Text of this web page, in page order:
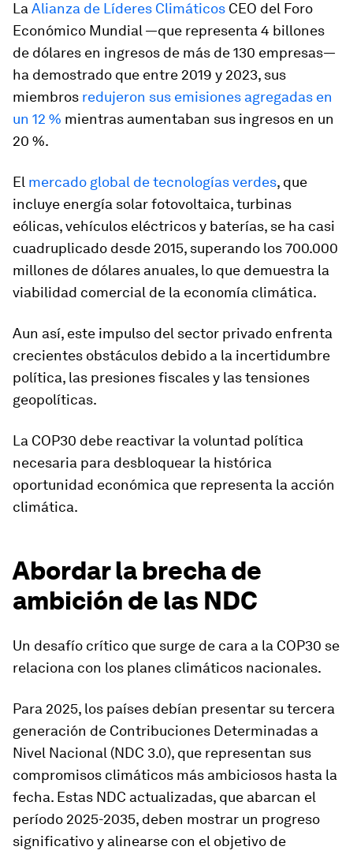
La Alianza de Líderes Climáticos CEO del Foro
Económico Mundial —que representa 4 billones
de dólares en ingresos de más de 130 empresas—
ha demostrado que entre 2019 y 2023, sus
miembros redujeron sus emisiones agregadas en
un 12 % mientras aumentaban sus ingresos en un
20 %.
El mercado global de tecnologías verdes, que
incluye energía solar fotovoltaica, turbinas
eólicas, vehículos eléctricos y baterías, se ha casi
cuadruplicado desde 2015, superando los 700.000
millones de dólares anuales, lo que demuestra la
viabilidad comercial de la economía climática.
Aun así, este impulso del sector privado enfrenta
crecientes obstáculos debido a la incertidumbre
política, las presiones fiscales y las tensiones
geopolíticas.
La COP30 debe reactivar la voluntad política
necesaria para desbloquear la histórica
oportunidad económica que representa la acción
climática.
Abordar la brecha de
ambición de las NDC
Un desafío crítico que surge de cara a la COP30 se
relaciona con los planes climáticos nacionales.
Para 2025, los países debían presentar su tercera
generación de Contribuciones Determinadas a
Nivel Nacional (NDC 3.0), que representan sus
compromisos climáticos más ambiciosos hasta la
fecha. Estas NDC actualizadas, que abarcan el
período 2025-2035, deben mostrar un progreso
significativo y alinearse con el objetivo de